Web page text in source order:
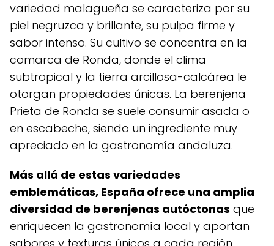
variedad malagueña se caracteriza por su
piel negruzca y brillante, su pulpa firme y
sabor intenso. Su cultivo se concentra en la
comarca de Ronda, donde el clima
subtropical y la tierra arcillosa-calcárea le
otorgan propiedades únicas. La berenjena
Prieta de Ronda se suele consumir asada o
en escabeche, siendo un ingrediente muy
apreciado en la gastronomía andaluza.
Más allá de estas variedades
emblemáticas, España ofrece una amplia
diversidad de berenjenas autóctonas que
enriquecen la gastronomía local y aportan